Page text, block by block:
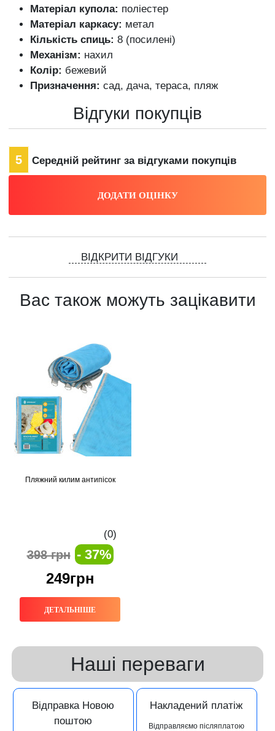
Матеріал купола: поліестер
Матеріал каркасу: метал
Кількість спиць: 8 (посилені)
Механізм: нахил
Колір: бежевий
Призначення: сад, дача, тераса, пляж
Відгуки покупців
5 Середній рейтинг за відгуками покупців
ВІДКРИТИ ВІДГУКИ
Вас також можуть зацікавити
Пляжний килим антипісок
(0)
398 грн - 37%
249грн
ДЕТАЛЬНІШЕ
Наші переваги
Відправка Новою
поштою
Накладений платіж
Відправляємо післяплатою